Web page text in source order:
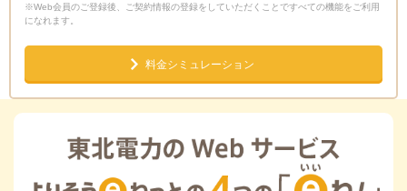
※Web会員のご登録後、ご契約情報の登録をしていただくことですべての機能をご利用
になれます。
料金シミュレーション